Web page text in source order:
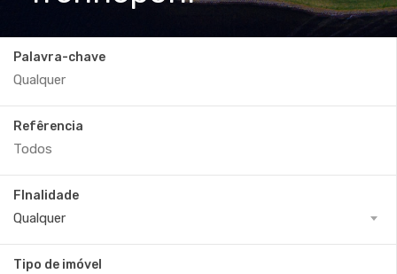
Palavra-chave
Refêrencia
FInalidade
Qualquer
Tipo de imóvel